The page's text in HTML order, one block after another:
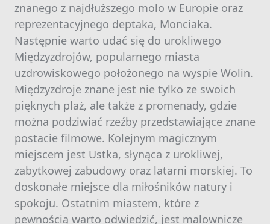
znanego z najdłuższego molo w Europie oraz
reprezentacyjnego deptaka, Monciaka.
Następnie warto udać się do urokliwego
Międzyzdrojów, popularnego miasta
uzdrowiskowego położonego na wyspie Wolin.
Międzyzdroje znane jest nie tylko ze swoich
pięknych plaż, ale także z promenady, gdzie
można podziwiać rzeźby przedstawiające znane
postacie filmowe. Kolejnym magicznym
miejscem jest Ustka, słynąca z urokliwej,
zabytkowej zabudowy oraz latarni morskiej. To
doskonałe miejsce dla miłośników natury i
spokoju. Ostatnim miastem, które z
pewnością warto odwiedzić, jest malownicze